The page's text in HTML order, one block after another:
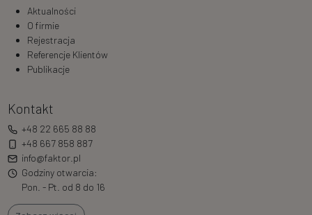
Aktualności
O firmie
Rejestracja
Referencje Klientów
Publikacje
Kontakt
+48 22 665 88 88
+48 667 858 887
info@faktor.pl
Godziny otwarcia:
Pon. - Pt. od 8 do 16